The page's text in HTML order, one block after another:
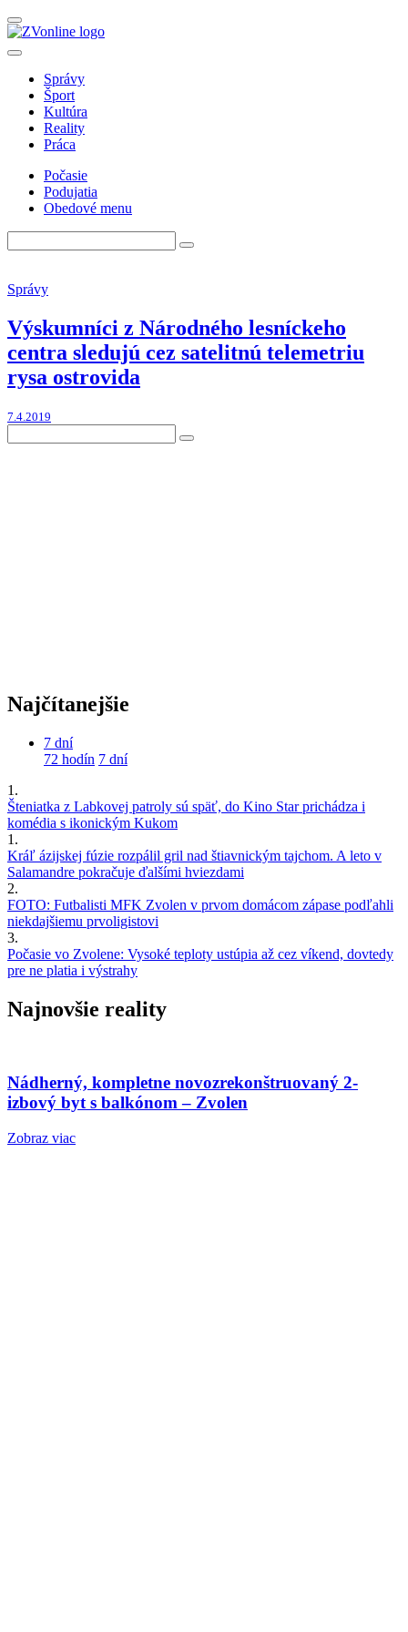
Správy
Šport
Kultúra
Reality
Práca
Počasie
Podujatia
Obedové menu
Správy
Výskumníci z Národného lesníckeho
centra sledujú cez satelitnú telemetriu
rysa ostrovida
7.4.2019
Najčítanejšie
7 dní
72 hodín 7 dní
1.
Šteniatka z Labkovej patroly sú späť, do Kino Star prichádza i
komédia s ikonickým Kukom
1.
Kráľ ázijskej fúzie rozpálil gril nad štiavnickým tajchom. A leto v
Salamandre pokračuje ďalšími hviezdami
2.
FOTO: Futbalisti MFK Zvolen v prvom domácom zápase podľahli
niekdajšiemu prvoligistovi
3.
Počasie vo Zvolene: Vysoké teploty ustúpia až cez víkend, dovtedy
pre ne platia i výstrahy
Najnovšie reality
Nádherný, kompletne novozrekonštruovaný 2-
izbový byt s balkónom – Zvolen
Zobraz viac